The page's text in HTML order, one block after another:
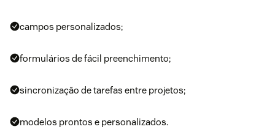
campos personalizados;
formulários de fácil preenchimento;
sincronização de tarefas entre projetos;
modelos prontos e personalizados.